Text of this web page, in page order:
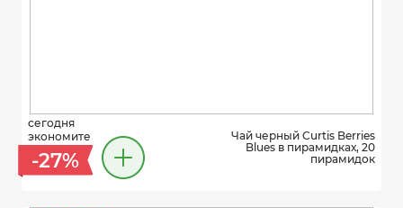
сегодня
экономите
-27%
Чай черный Curtis Berries
Blues в пирамидках, 20
пирамидок